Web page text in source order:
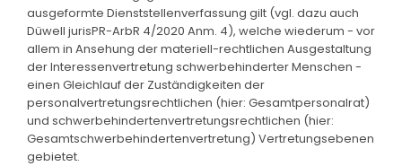
ausgeformte Dienststellenverfassung gilt (vgl. dazu auch
Düwell jurisPR-ArbR 4/2020 Anm. 4), welche wiederum - vor
allem in Ansehung der materiell-rechtlichen Ausgestaltung
der Interessenvertretung schwerbehinderter Menschen -
einen Gleichlauf der Zuständigkeiten der
personalvertretungsrechtlichen (hier: Gesamtpersonalrat)
und schwerbehindertenvertretungsrechtlichen (hier:
Gesamtschwerbehindertenvertretung) Vertretungsebenen
gebietet.